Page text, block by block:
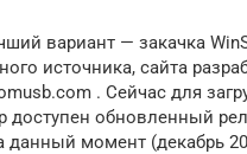
вариант — закачка
источника, сайта
. Сейчас для
доступен обновленный
данный момент (декабрь